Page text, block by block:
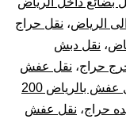
الرياض، نقل حراج
، نقل دبش
حراج، نقل عفش
نقل عفش بالرياض 200
حراج، نقل عفش